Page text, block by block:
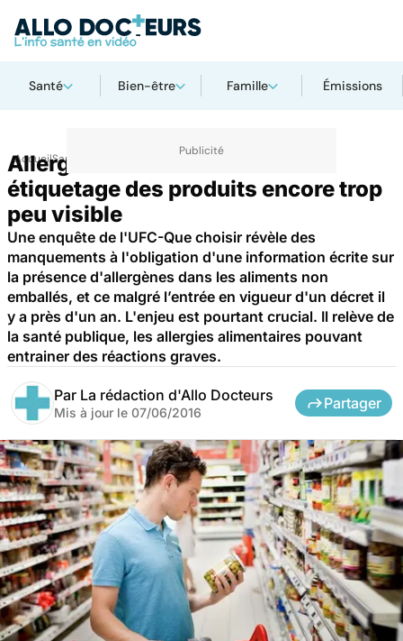
Santé Bien-être Famille Émissions
AccueilSanté
Allergies alimentaires : un
étiquetage des produits encore trop
peu visible
Une enquête de l'UFC-Que choisir révèle des
manquements à l'obligation d'une information écrite sur
la présence d'allergènes dans les aliments non
emballés, et ce malgré l’entrée en vigueur d'un décret il
y a près d'un an. L'enjeu est pourtant crucial. Il relève de
la santé publique, les allergies alimentaires pouvant
entrainer des réactions graves.
Par La rédaction d'Allo Docteurs
Mis à jour le 07/06/2016
Partager